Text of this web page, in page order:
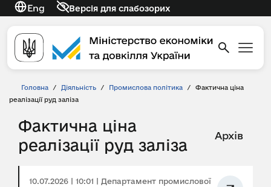
Eng Версія для слабозорих
Головна / Діяльність / Промислова політика /
Фактична ціна
реалізації руд заліза
Фактична ціна
реалізації руд заліза
Архів
10.07.2026 | 10:01 | Департамент промислової